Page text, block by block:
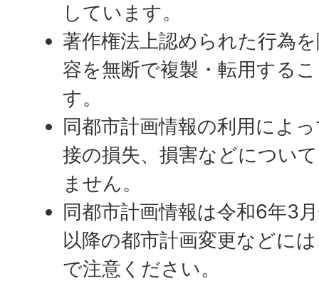
しています。
著作権法上認められた行為
容を無断で複製・転用する
す。
同都市計画情報の利用によ
接の損失、損害などについ
ません。
同都市計画情報は令和6年3
以降の都市計画変更などに
で注意ください。